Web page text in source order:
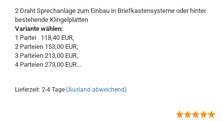
2 Draht Sprechanlage zum Einbau in Briefkastensysteme oder hinter
bestehende Klingelplatten
Variante wählen:
1 Partei 118,40 EUR,
2 Parteien 153,00 EUR,
3 Parteien 213,00 EUR,
4 Parteien 273,00 EUR...
Lieferzeit: 2-4 Tage (Ausland abweichend)